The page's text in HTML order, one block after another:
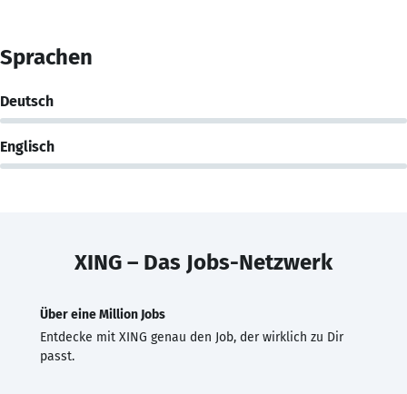
Sprachen
Deutsch
Englisch
XING – Das Jobs-Netzwerk
Über eine Million Jobs
Entdecke mit XING genau den Job, der wirklich zu Dir
passt.